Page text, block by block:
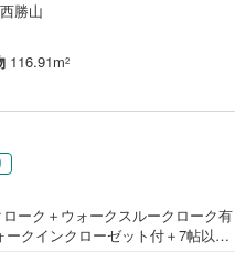
勝山
116.91m2
ーク＋ウォークスルークローク有
クインクローゼット付＋7帖以上